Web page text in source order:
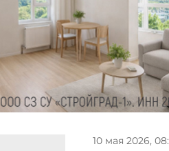
10 мая 2026,